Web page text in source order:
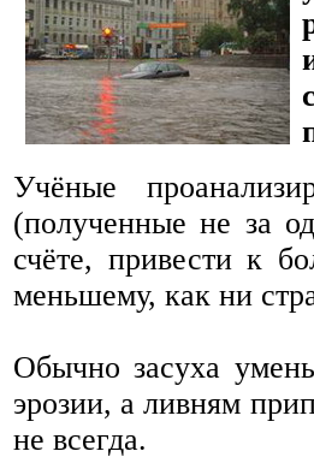
Учёные
(полученные не за
счёте, привести к
меньшему, как ни
Обычно засуха
эрозии, а ливням
не всегда.